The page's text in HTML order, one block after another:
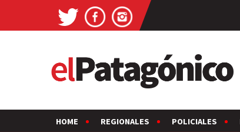
HOME REGIONALES POLICIALES